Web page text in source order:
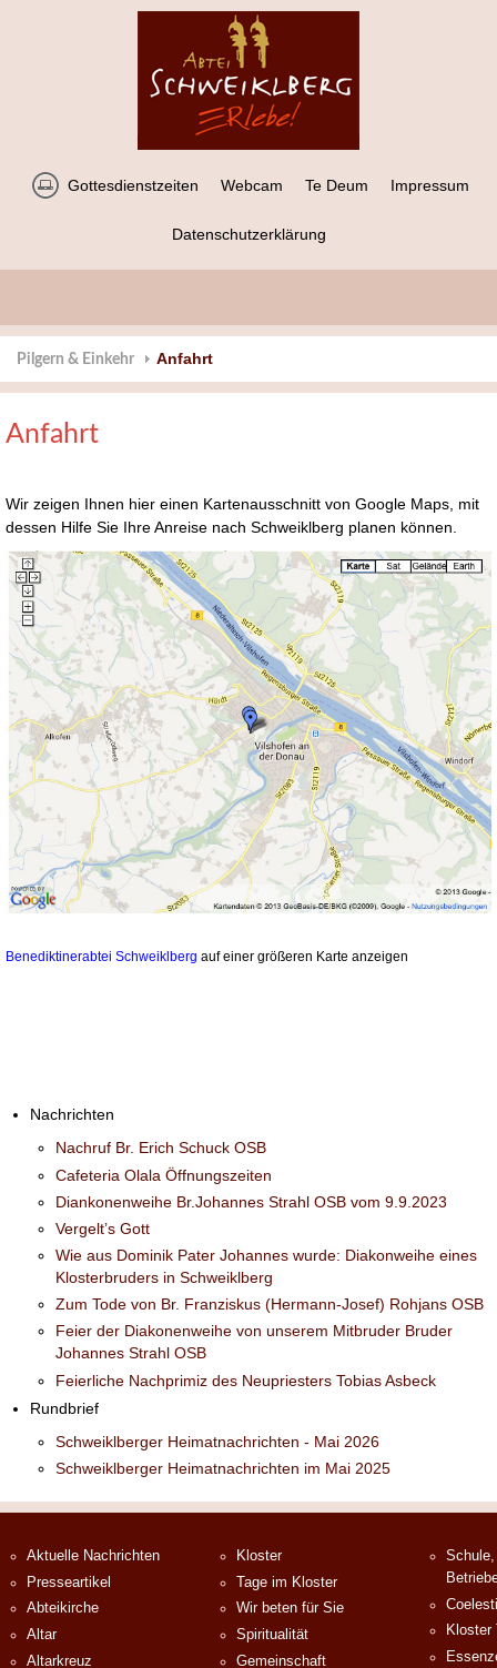
Gottesdienstzeiten Webcam Te Deum Impressum
Datenschutzerklärung
Pilgern & Einkehr Anfahrt
Anfahrt
Wir zeigen Ihnen hier einen Kartenausschnitt von Google Maps, mit
dessen Hilfe Sie Ihre Anreise nach Schweiklberg planen können.
Benediktinerabtei Schweiklberg auf einer größeren Karte anzeigen
Nachrichten
Nachruf Br. Erich Schuck OSB
Cafeteria Olala Öffnungszeiten
Diankonenweihe Br.Johannes Strahl OSB vom 9.9.2023
Vergelt’s Gott
Wie aus Dominik Pater Johannes wurde: Diakonweihe eines
Klosterbruders in Schweiklberg
Zum Tode von Br. Franziskus (Hermann-Josef) Rohjans OSB
Feier der Diakonenweihe von unserem Mitbruder Bruder
Johannes Strahl OSB
Feierliche Nachprimiz des Neupriesters Tobias Asbeck
Rundbrief
Schweiklberger Heimatnachrichten - Mai 2026
Schweiklberger Heimatnachrichten im Mai 2025
Aktuelle Nachrichten
Presseartikel
Abteikirche
Altar
Altarkreuz
Kloster
Tage im Kloster
Wir beten für Sie
Spiritualität
Gemeinschaft
Kloster